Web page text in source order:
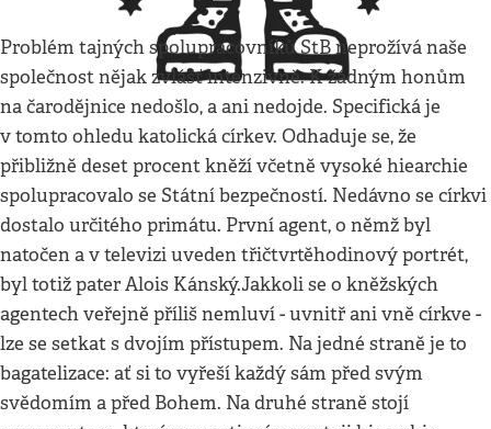
Problém tajných spolupracovníků StB neprožívá naše
společnost nějak zvlášť intenzivně. K žádným honům
na čarodějnice nedošlo, a ani nedojde. Specifická je
v tomto ohledu katolická církev. Odhaduje se, že
přibližně deset procent kněží včetně vysoké hiearchie
spolupracovalo se Státní bezpečností. Nedávno se církvi
dostalo určitého primátu. První agent, o němž byl
natočen a v televizi uveden třičtvrtěhodinový portrét,
byl totiž pater Alois Kánský.Jakkoli se o kněžských
agentech veřejně příliš nemluví - uvnitř ani vně církve -
lze se setkat s dvojím přístupem. Na jedné straně je to
bagatelizace: ať si to vyřeší každý sám před svým
svědomím a před Bohem. Na druhé straně stojí